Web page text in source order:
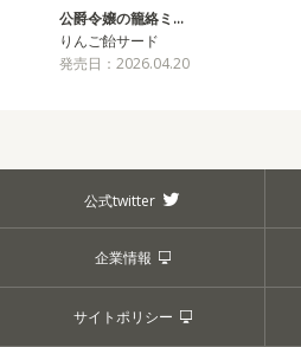
公爵令嬢の籠絡ミ…
りんご飴サード
発売日：2026.04.20
公式twitter
企業情報
サイトポリシー